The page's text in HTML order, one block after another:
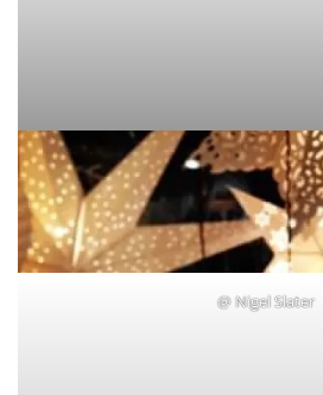
@Nigel Slater